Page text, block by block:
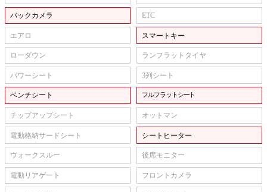
バックカメラ ETC
エアロ スマートキー
ローダウン ランフラットタイヤ
パワーシート 3列シート
ベンチシート フルフラットシート
チップアップシート オットマン
電動格納サードシート シートヒーター
ウォークスルー 後席モニター
電動リアゲート フロントカメラ